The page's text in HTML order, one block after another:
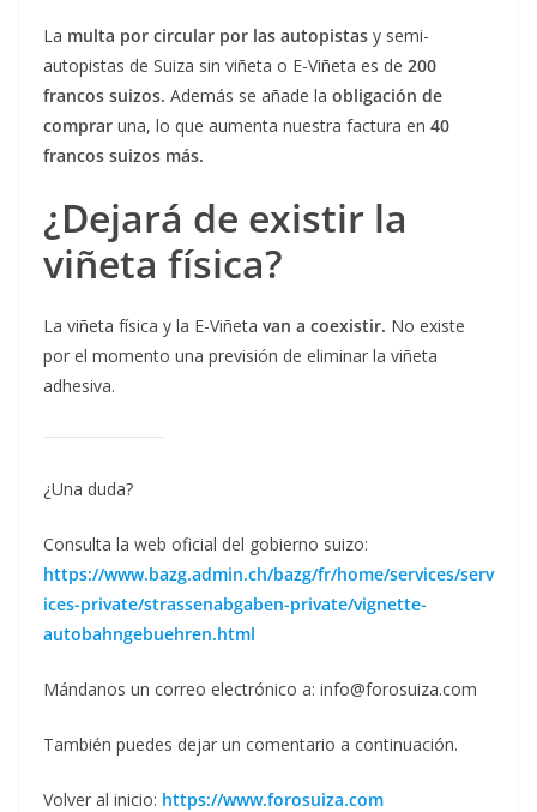
La multa por circular por las autopistas y semi-
autopistas de Suiza sin viñeta o E-Viñeta es de 200
francos suizos. Además se añade la obligación de
comprar una, lo que aumenta nuestra factura en 40
francos suizos más.
¿Dejará de existir la
viñeta física?
La viñeta física y la E-Viñeta van a coexistir. No existe
por el momento una previsión de eliminar la viñeta
adhesiva.
¿Una duda?
Consulta la web oficial del gobierno suizo:
https://www.bazg.admin.ch/bazg/fr/home/services/serv
ices-private/strassenabgaben-private/vignette-
autobahngebuehren.html
Mándanos un correo electrónico a: info@forosuiza.com
También puedes dejar un comentario a continuación.
Volver al inicio: https://www.forosuiza.com